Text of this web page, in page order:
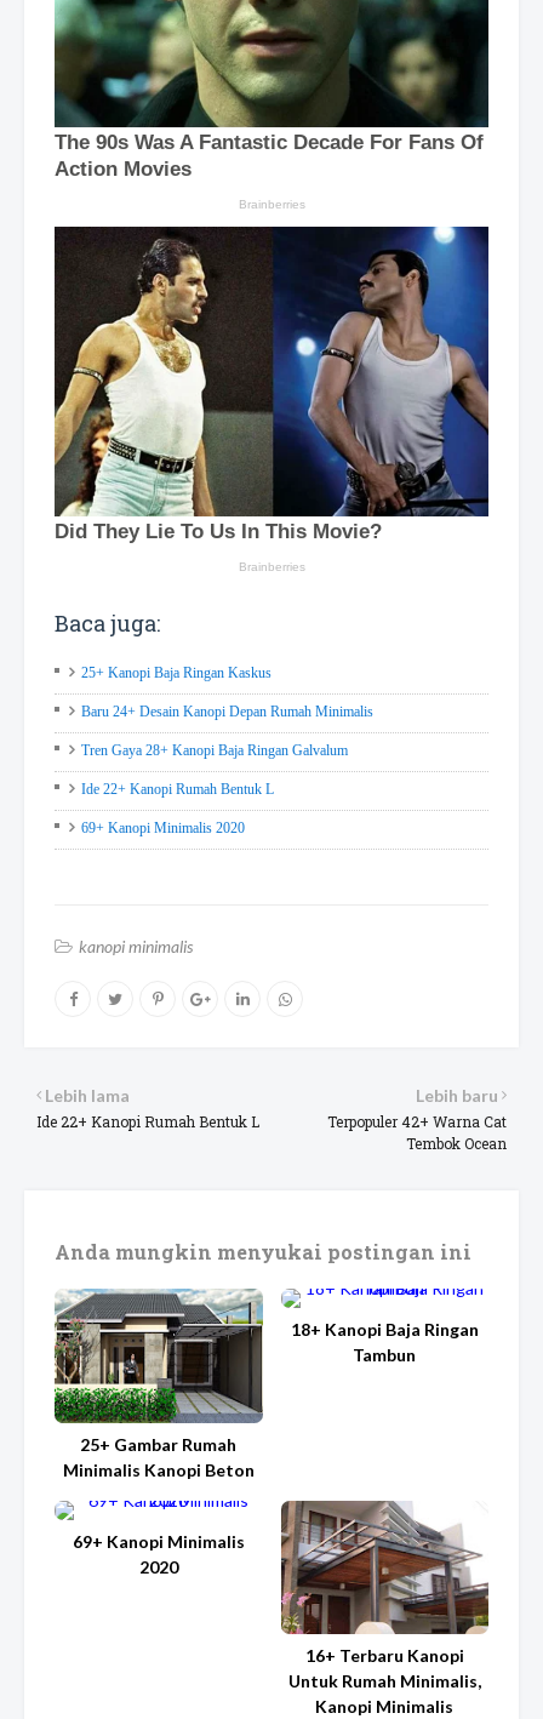
Baca juga:
25+ Kanopi Baja Ringan Kaskus
Baru 24+ Desain Kanopi Depan Rumah Minimalis
Tren Gaya 28+ Kanopi Baja Ringan Galvalum
Ide 22+ Kanopi Rumah Bentuk L
69+ Kanopi Minimalis 2020
kanopi minimalis
Lebih baru
Terpopuler 42+ Warna Cat
Tembok Ocean
Lebih lama
Ide 22+ Kanopi Rumah Bentuk L
Anda mungkin menyukai postingan ini
25+ Gambar Rumah
Minimalis Kanopi Beton
18+ Kanopi Baja Ringan
Tambun
69+ Kanopi Minimalis
2020
16+ Terbaru Kanopi
Untuk Rumah Minimalis,
Kanopi Minimalis